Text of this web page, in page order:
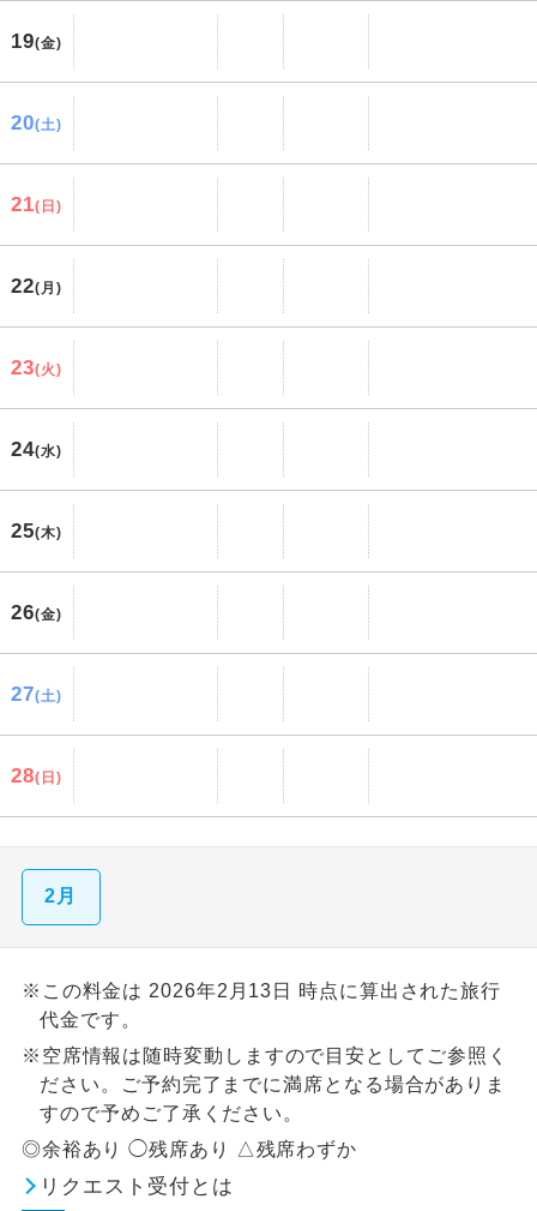
19(金)
20(土)
21(日)
22(月)
23(火)
24(水)
25(木)
26(金)
27(土)
28(日)
2月
※この料金は 2026年2月13日 時点に算出された旅行
代金です。
※空席情報は随時変動しますので目安としてご参照く
ださい。ご予約完了までに満席となる場合がありま
すので予めご了承ください。
◎余裕あり ◯残席あり △残席わずか
リクエスト受付とは